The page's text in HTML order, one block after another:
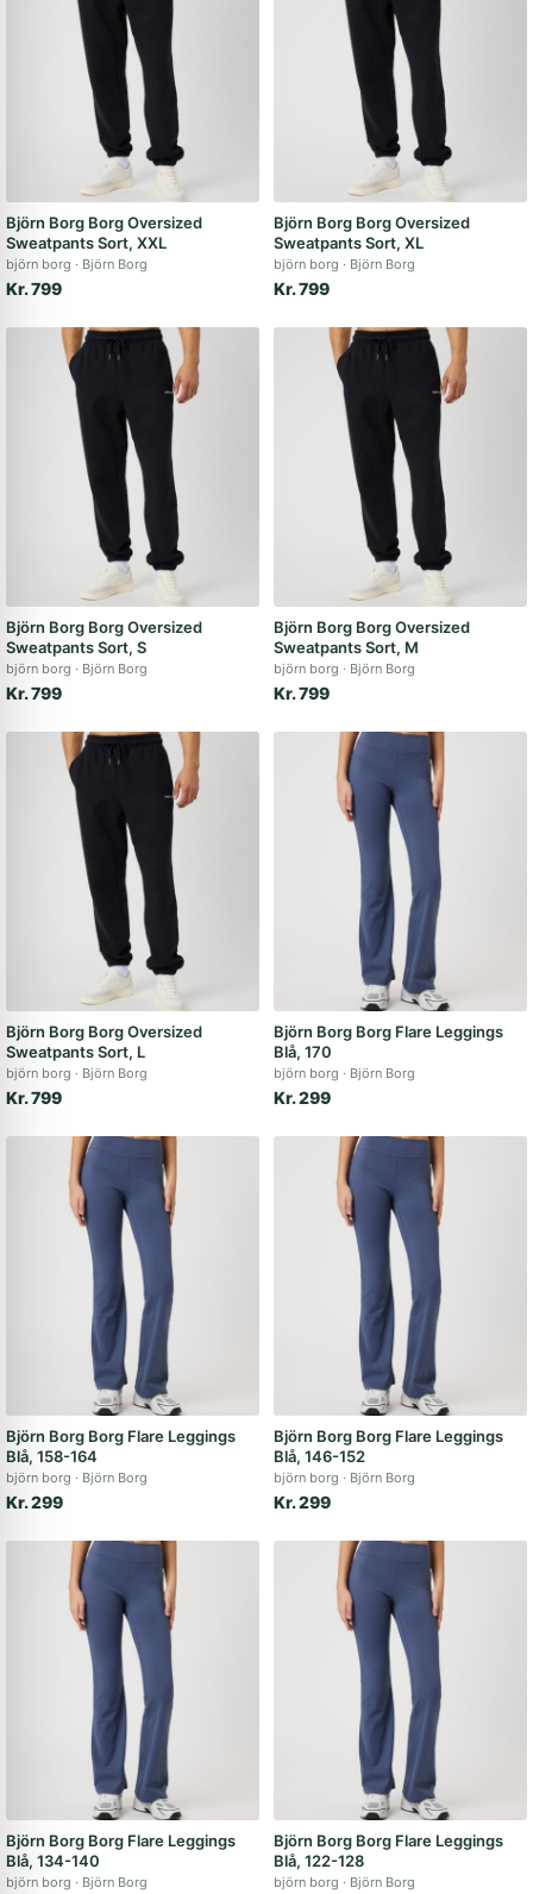
Björn Borg Borg Oversized
Sweatpants Sort, XXL
björn borg Björn Borg
Kr. 799
Björn Borg Borg Oversized
Sweatpants Sort, XL
björn borg Björn Borg
Kr. 799
Björn Borg Borg Oversized
Sweatpants Sort, S
björn borg Björn Borg
Kr. 799
Björn Borg Borg Oversized
Sweatpants Sort, M
björn borg Björn Borg
Kr. 799
Björn Borg Borg Oversized
Sweatpants Sort, L
björn borg Björn Borg
Kr. 799
Björn Borg Borg Flare Leggings
Blå, 170
björn borg Björn Borg
Kr. 299
Björn Borg Borg Flare Leggings
Blå, 158-164
björn borg Björn Borg
Kr. 299
Björn Borg Borg Flare Leggings
Blå, 146-152
björn borg Björn Borg
Kr. 299
Björn Borg Borg Flare Leggings
Blå, 134-140
björn borg Björn Borg
Björn Borg Borg Flare Leggings
Blå, 122-128
björn borg Björn Borg